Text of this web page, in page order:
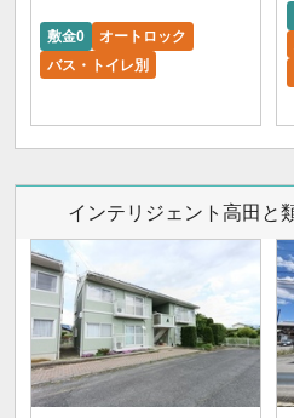
敷金0
オートロック
バス・トイレ別
インテリジェント高田と